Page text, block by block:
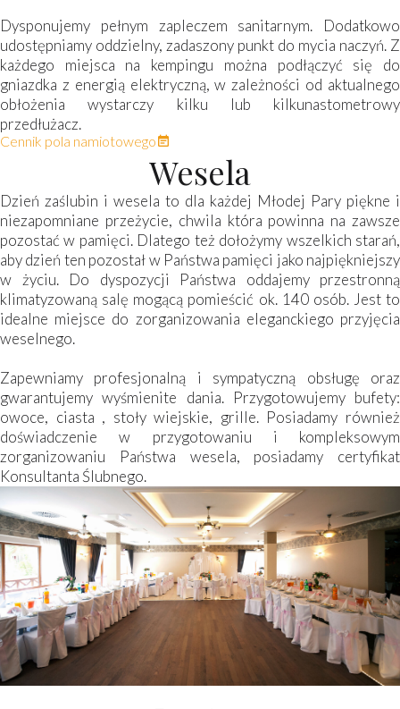
Dysponujemy pełnym zapleczem sanitarnym. Dodatkowo
udostępniamy oddzielny, zadaszony punkt do mycia naczyń. Z
każdego miejsca na kempingu można podłączyć się do
gniazdka z energią elektryczną, w zależności od aktualnego
obłożenia wystarczy kilku lub kilkunastometrowy
przedłużacz.
Cennik pola namiotowego
Wesela
Dzień zaślubin i wesela to dla każdej Młodej Pary piękne i
niezapomniane przeżycie, chwila która powinna na zawsze
pozostać w pamięci. Dlatego też dołożymy wszelkich starań,
aby dzień ten pozostał w Państwa pamięci jako najpiękniejszy
w życiu. Do dyspozycji Państwa oddajemy przestronną
klimatyzowaną salę mogącą pomieścić ok. 140 osób. Jest to
idealne miejsce do zorganizowania eleganckiego przyjęcia
weselnego.
Zapewniamy profesjonalną i sympatyczną obsługę oraz
gwarantujemy wyśmienite dania. Przygotowujemy bufety:
owoce, ciasta , stoły wiejskie, grille. Posiadamy również
doświadczenie w przygotowaniu i kompleksowym
zorganizowaniu Państwa wesela, posiadamy certyfikat
Konsultanta Ślubnego.